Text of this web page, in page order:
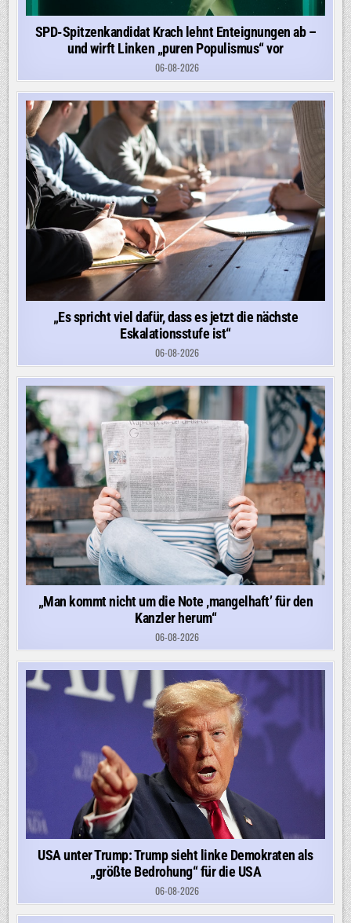
SPD-Spitzenkandidat Krach lehnt Enteignungen ab –
und wirft Linken „puren Populismus“ vor
06-08-2026
„Es spricht viel dafür, dass es jetzt die nächste
Eskalationsstufe ist“
06-08-2026
„Man kommt nicht um die Note ‚mangelhaft’ für den
Kanzler herum“
06-08-2026
USA unter Trump: Trump sieht linke Demokraten als
„größte Bedrohung“ für die USA
06-08-2026